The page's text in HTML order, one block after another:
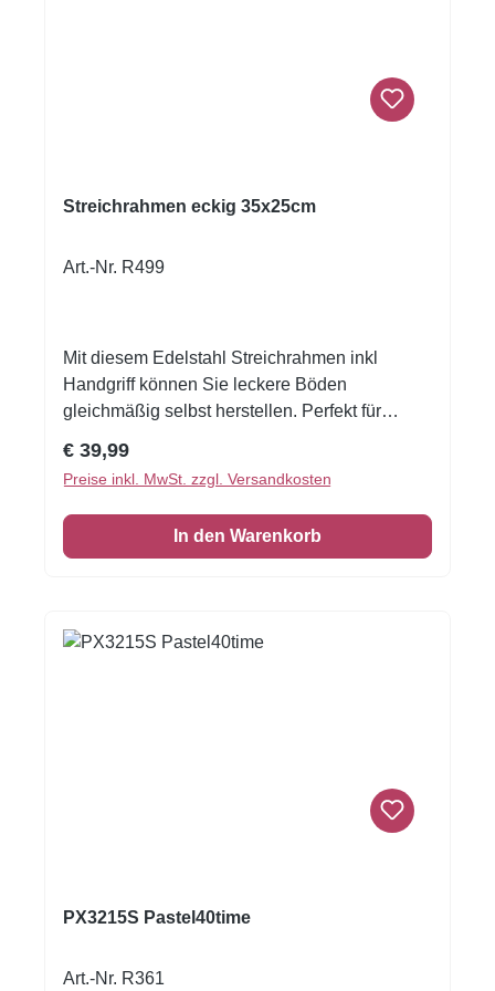
Streichrahmen eckig 35x25cm
Art.-Nr. R499
Mit diesem Edelstahl Streichrahmen inkl
Handgriff können Sie leckere Böden
gleichmäßig selbst herstellen. Perfekt für
Brandteigböden Größe: Innen: 35x25
Außen: 37x27 Stärke: 5 mm
Regulärer Preis:
€ 39,99
Preise inkl. MwSt. zzgl. Versandkosten
In den Warenkorb
PX3215S Pastel40time
Art.-Nr. R361